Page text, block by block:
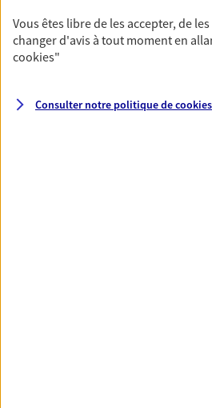
unique pour protéger vos
équipements et stocks…
responsabilité civile.
DEMANDER UN
Vous êtes libre de les accepter, de
changer d'avis à tout moment en
cookies"
Consulter notre politique decookies